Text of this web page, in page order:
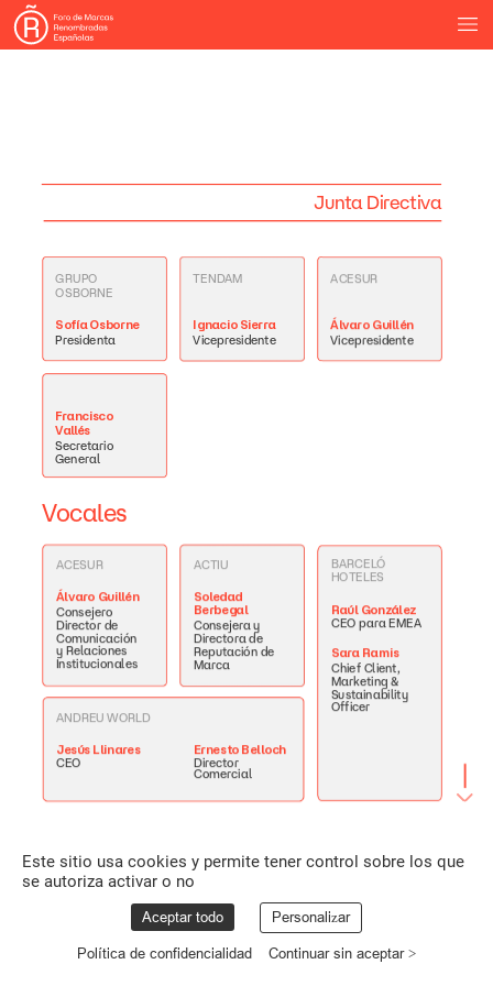
Este sitio usa cookies y permite tener control sobre los que
se autoriza activar o no
Aceptar todo Personalizar
Política de confidencialidad Continuar sin aceptar >
Junta Directiva
Vocales
GRUPO
OSBORNE
Sofía Osborne
Presidenta
TENDAM
Ignacio Sierra
Vicepresidente
ACESUR
Álvaro Guillén
Vicepresidente
Francisco
Vallés
Secretario
General
Santiago
Comunicación
yReputación
Corporativa
María Luisa
Martínez
MiguelÁngel
Navarro
Mariana Spata
Managing
ACESUR
Álvaro Guillén
Consejero
Director de
Comunicación
y Relaciones
Institucionales
ACTIU
Soledad
Berbegal
Consejera y
Directora de
Reputación de
Marca
ANDREU WORLD
Jesús Llinares
CEO
Ernesto Belloch
Director
Comercial
BARCELÓ
HOTELES
Raúl González
CEO para EMEA
Sara Ramis
Chief Client,
Marketing &
Sustainability
Officer